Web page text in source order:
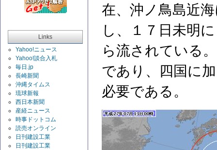
Links
Yahoo!ニュース
Yahoo!談合入札
毎日.jp
長崎新聞
沖縄タイムス
琉球新報
西日本新聞
産経ニュース
時事ドットコム
読売オンライン
日刊建設工業
日刊建設工業
在、沖ノ鳥島近
し、１７日未明
ら流されている
であり、四国に
必要である。